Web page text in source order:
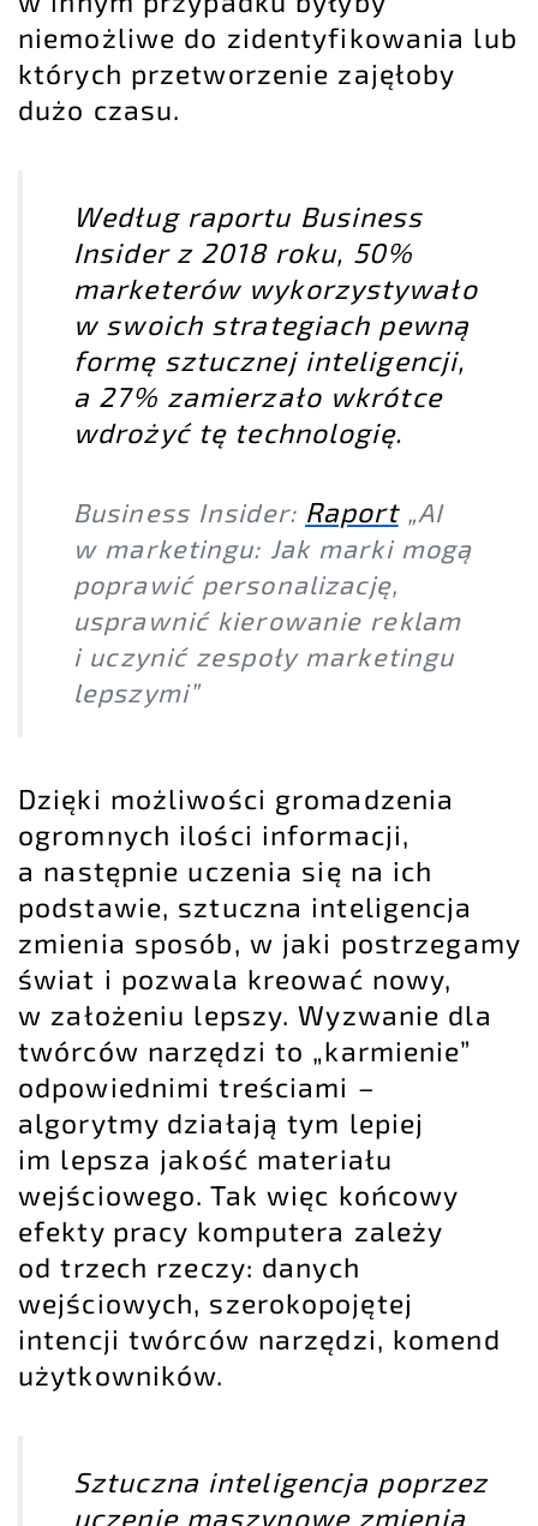
niemożliwe do zidentyfikowania lub
których przetworzenie zajęłoby
dużo czasu.
Według raportu Business
Insider z 2018 roku, 50%
marketerów wykorzystywało
w swoich strategiach pewną
formę sztucznej inteligencji,
a 27% zamierzało wkrótce
wdrożyć tę technologię.
Business Insider: Raport„AI
w marketingu: Jak marki mogą
poprawić personalizację,
usprawnić kierowanie reklam
i uczynić zespoły marketingu
lepszymi”
Dzięki możliwości gromadzenia
ogromnych ilości informacji,
a następnie uczenia się na ich
podstawie, sztuczna inteligencja
zmienia sposób, w jaki postrzegamy
świat i pozwala kreować nowy,
w założeniu lepszy. Wyzwanie dla
twórców narzędzi to „karmienie”
odpowiednimi treściami –
algorytmy działają tym lepiej
im lepsza jakość materiału
wejściowego. Tak więc końcowy
efekty pracy komputera zależy
od trzech rzeczy: danych
wejściowych, szerokopojętej
intencji twórców narzędzi, komend
użytkowników.
Sztuczna inteligencja poprzez
uczenie maszynowe zmienia